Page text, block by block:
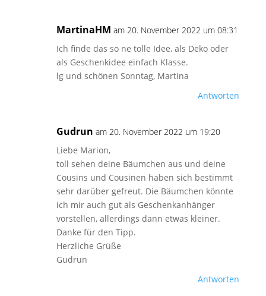
MartinaHM am 20. November 2022 um 08:31
Ich finde das so ne tolle Idee, als Deko oder
als Geschenkidee einfach Klasse.
lg und schönen Sonntag, Martina
Antworten
Gudrun am 20. November 2022 um 19:20
Liebe Marion,
toll sehen deine Bäumchen aus und deine
Cousins und Cousinen haben sich bestimmt
sehr darüber gefreut. Die Bäumchen könnte
ich mir auch gut als Geschenkanhänger
vorstellen, allerdings dann etwas kleiner.
Danke für den Tipp.
Herzliche Grüße
Gudrun
Antworten